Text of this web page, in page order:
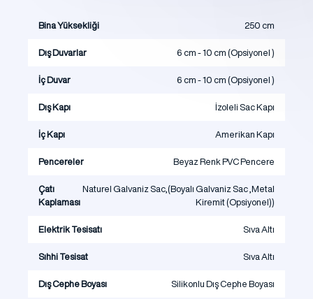
Bina Yüksekliği 250 cm
Dış Duvarlar 6 cm - 10 cm (Opsiyonel )
İç Duvar 6 cm - 10 cm (Opsiyonel )
Dış Kapı İzoleli Sac Kapı
İç Kapı Amerikan Kapı
Pencereler Beyaz Renk PVC Pencere
Çatı
Kaplaması
Naturel Galvaniz Sac,(Boyalı Galvaniz Sac ,Metal
Kiremit (Opsiyonel))
Elektrik Tesisatı Sıva Altı
Sıhhi Tesisat Sıva Altı
Dış Cephe Boyası Silikonlu Dış Cephe Boyası